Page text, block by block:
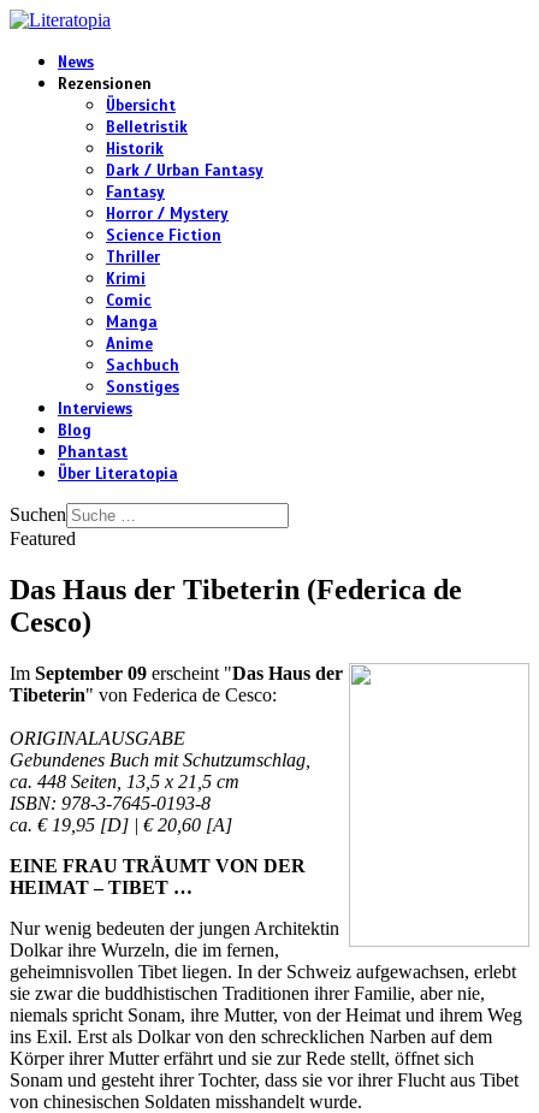
News
Rezensionen
Übersicht
Belletristik
Historik
Dark / Urban Fantasy
Fantasy
Horror / Mystery
Science Fiction
Thriller
Krimi
Comic
Manga
Anime
Sachbuch
Sonstiges
Interviews
Blog
Phantast
Über Literatopia
Suchen
Featured
Das Haus der Tibeterin (Federica de
Cesco)
Im September 09 erscheint "Das Haus der
Tibeterin" von Federica de Cesco:
ORIGINALAUSGABE
Gebundenes Buch mit Schutzumschlag,
ca. 448 Seiten, 13,5 x 21,5 cm
ISBN: 978-3-7645-0193-8
ca. € 19,95 [D] | € 20,60 [A]
EINE FRAU TRÄUMT VON DER
HEIMAT – TIBET …
Nur wenig bedeuten der jungen Architektin
Dolkar ihre Wurzeln, die im fernen,
geheimnisvollen Tibet liegen. In der Schweiz aufgewachsen, erlebt
sie zwar die buddhistischen Traditionen ihrer Familie, aber nie,
niemals spricht Sonam, ihre Mutter, von der Heimat und ihrem Weg
ins Exil. Erst als Dolkar von den schrecklichen Narben auf dem
Körper ihrer Mutter erfährt und sie zur Rede stellt, öffnet sich
Sonam und gesteht ihrer Tochter, dass sie vor ihrer Flucht aus Tibet
von chinesischen Soldaten misshandelt wurde.